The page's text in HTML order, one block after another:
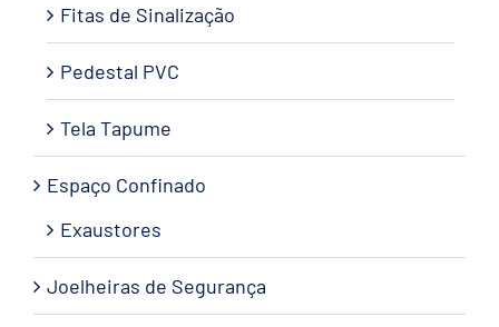
Fitas de Sinalização
Pedestal PVC
Tela Tapume
Espaço Confinado
Exaustores
Joelheiras de Segurança